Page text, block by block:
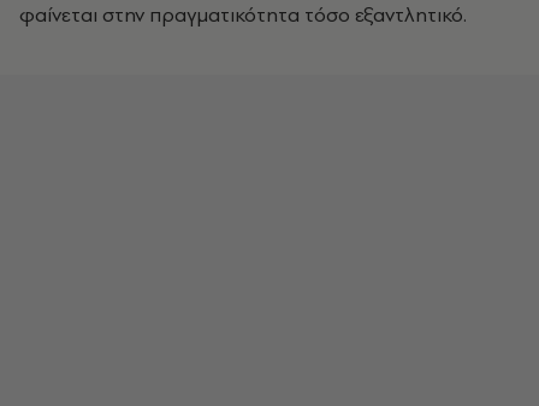
φαίνεται στην πραγματικότητα τόσο εξαντλητικό.